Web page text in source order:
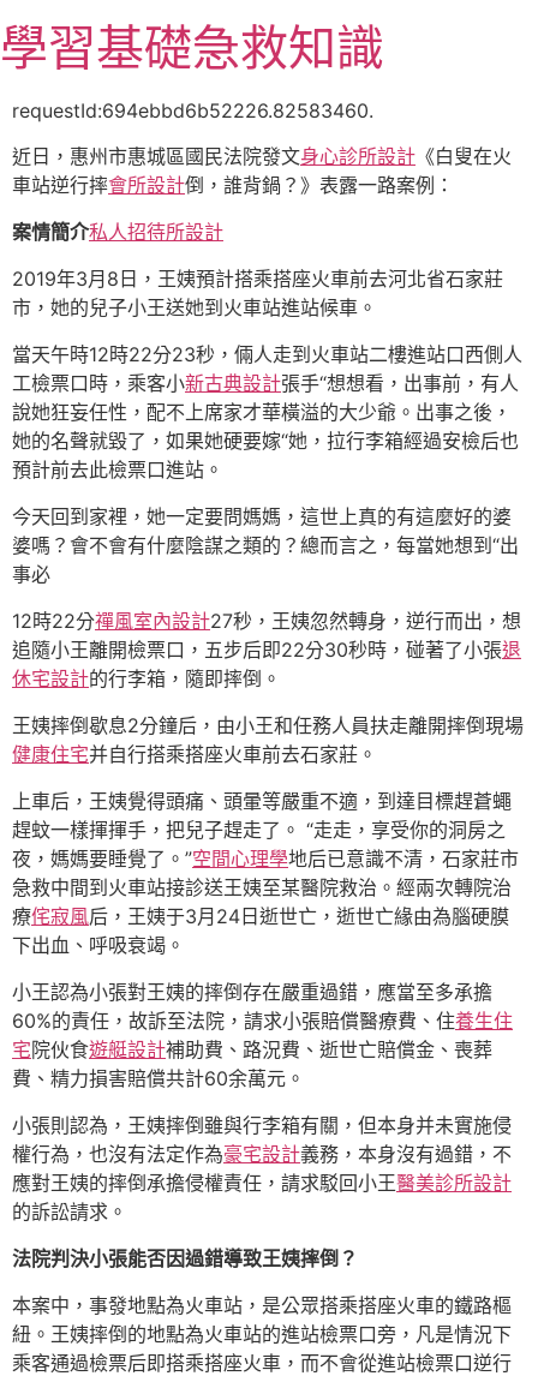
至
主
容
學習基礎急救知識
requestId:694ebbd6b52226.82583460.
近日，惠州市惠城區國民法院發文身心診所設計 《白叟在火
車站逆行摔會所設計倒，誰背鍋？》表露一路案例：
案情簡介私人招待所設計
2019年3月8日，王姨預計搭乘搭座火車前去河北省石家莊
市，她的兒子小王送她到火車站進站候車。
當天午時12時22分23秒，倆人走到火車站二樓進站口西側人
工檢票口時，乘客小新古典設計張手“想想看，出事前，有人
說她狂妄任性，配不上席家才華橫溢的大少爺。出事之後，
她的名聲就毀了，如果她硬要嫁“她，拉行李箱經過安檢后也
預計前去此檢票口進站。
今天回到家裡，她一定要問媽媽，這世上真的有這麼好的婆
婆嗎？會不會有什麼陰謀之類的？總而言之，每當她想到“出
事必
12時22分禪風室內設計27秒，王姨忽然轉身，逆行而出，想
追隨小王離開檢票口，五步后即22分30秒時，碰著了小張退
休宅設計的行李箱，隨即摔倒。
王姨摔倒歇息2分鐘后，由小王和任務人員扶走離開摔倒現場
健康住宅并自行搭乘搭座火車前去石家莊。
上車后，王姨覺得頭痛、頭暈等嚴重不適，到達目標趕蒼蠅
趕蚊一樣揮揮手，把兒子趕走了。 “走走，享受你的洞房之
夜，媽媽要睡覺了。”空間心理學地后已意識不清，石家莊市
急救中間到火車站接診送王姨至某醫院救治。經兩次轉院治
療侘寂風后，王姨于3月24日逝世亡，逝世亡緣由為腦硬膜
下出血、呼吸衰竭。
小王認為小張對王姨的摔倒存在嚴重過錯，應當至多承擔
60%的責任，故訴至法院，請求小張賠償醫療費、住養生住
宅院伙食遊艇設計補助費、路況費、逝世亡賠償金、喪葬
費、精力損害賠償共計60余萬元。
小張則認為，王姨摔倒雖與行李箱有關，但本身并未實施侵
權行為，也沒有法定作為豪宅設計義務，本身沒有過錯，不
應對王姨的摔倒承擔侵權責任，請求駁回小王醫美診所設計
的訴訟請求。
法院判決小張能否因過錯導致王姨摔倒？
本案中，事發地點為火車站，是公眾搭乘搭座火車的鐵路樞
紐。王姨摔倒的地點為火車站的進站檢票口旁，凡是情況下
乘客通過檢票后即搭乘搭座火車，而不會從進站檢票口逆行